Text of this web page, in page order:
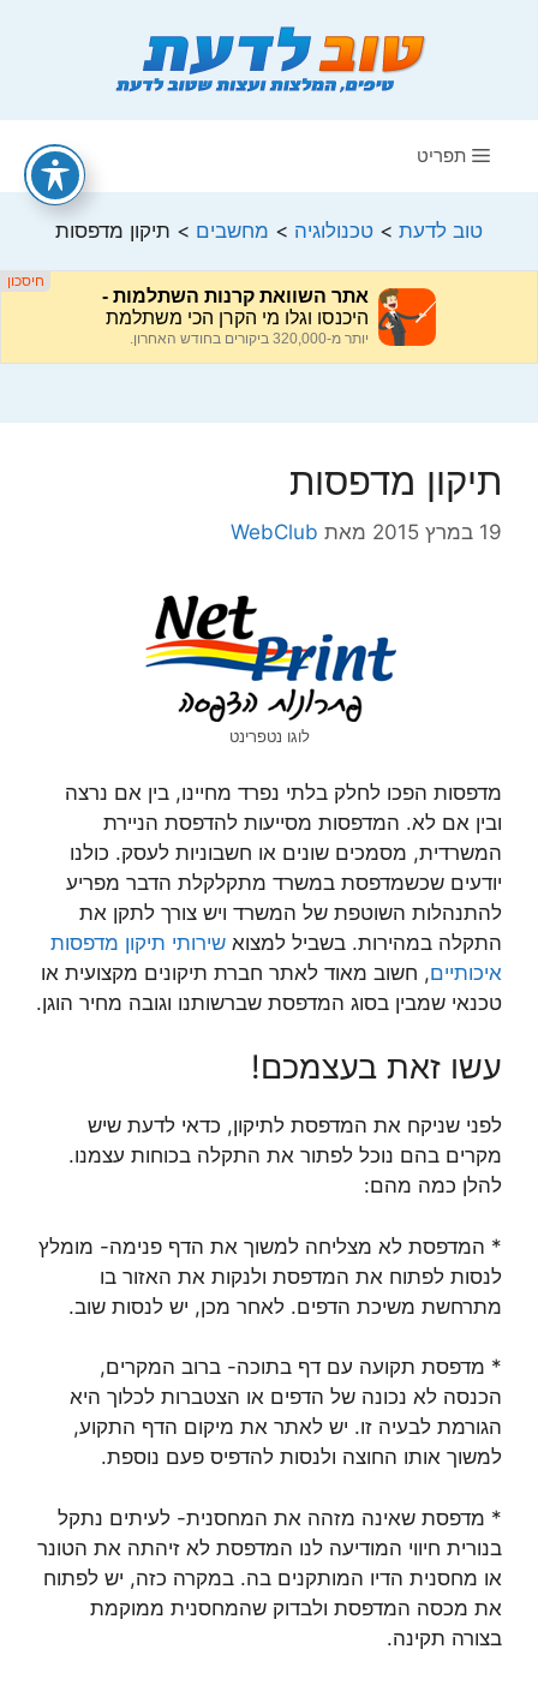
תפריט
טוב לדעת > טכנולוגיה > מחשבים > תיקון מדפסות
תיקון מדפסות
19 במרץ 2015 מאת WebClub
לוגו נטפרינט
מדפסות הפכו לחלק בלתי נפרד מחיינו, בין אם נרצה
ובין אם לא. המדפסות מסייעות להדפסת הניירת
המשרדית, מסמכים שונים או חשבוניות לעסק. כולנו
יודעים שכשמדפסת במשרד מתקלקלת הדבר מפריע
להתנהלות השוטפת של המשרד ויש צורך לתקן את
התקלה במהירות. בשביל למצוא שירותי תיקון מדפסות
איכותיים, חשוב מאוד לאתר חברת תיקונים מקצועית או
טכנאי שמבין בסוג המדפסת שברשותנו וגובה מחיר הוגן.
עשו זאת בעצמכם!
לפני שניקח את המדפסת לתיקון, כדאי לדעת שיש
מקרים בהם נוכל לפתור את התקלה בכוחות עצמנו.
להלן כמה מהם:
* המדפסת לא מצליחה למשוך את הדף פנימה- מומלץ
לנסות לפתוח את המדפסת ולנקות את האזור בו
מתרחשת משיכת הדפים. לאחר מכן, יש לנסות שוב.
* מדפסת תקועה עם דף בתוכה- ברוב המקרים,
הכנסה לא נכונה של הדפים או הצטברות לכלוך היא
הגורמת לבעיה זו. יש לאתר את מיקום הדף התקוע,
למשוך אותו החוצה ולנסות להדפיס פעם נוספת.
* מדפסת שאינה מזהה את המחסנית- לעיתים נתקל
בנורית חיווי המודיעה לנו המדפסת לא זיהתה את הטונר
או מחסנית הדיו המותקנים בה. במקרה כזה, יש לפתוח
את מכסה המדפסת ולבדוק שהמחסנית ממוקמת
בצורה תקינה.